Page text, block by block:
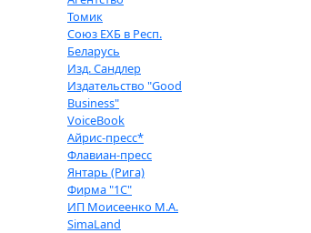
Томик
Союз ЕХБ в Респ.
Беларусь
Изд. Сандлер
Издательство "Good
Business"
VoiceBook
Айрис-пресс*
Флавиан-пресс
Янтарь (Рига)
Фирма "1С"
ИП Моисеенко М.А.
SimaLand